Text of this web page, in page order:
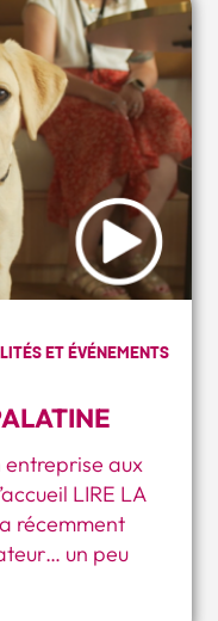
entreprise aux
LIRE LA
récemment
un peu
ET ÉVÉNEMENTS